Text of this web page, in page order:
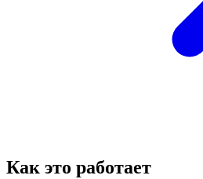
Как это работает